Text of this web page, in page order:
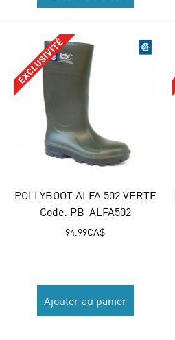
POLLYBOOT ALFA 502 VERTE
Code: PB-ALFA502
CA$
94.99
Ajouter au panier